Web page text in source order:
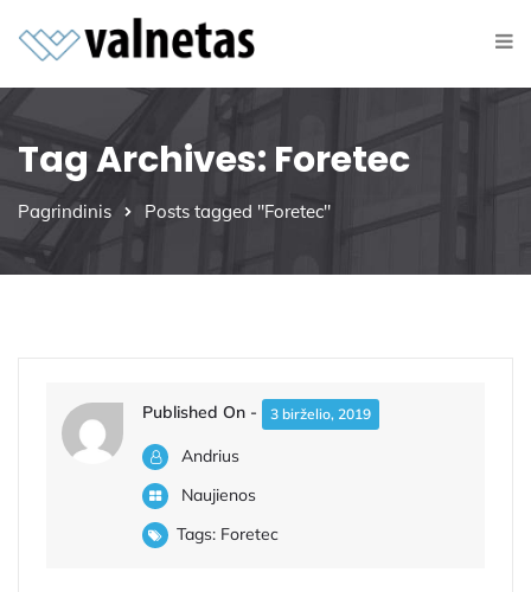
Tag Archives: Foretec
Pagrindinis Posts tagged "Foretec"
Published On - 3 birželio, 2019
Andrius
Naujienos
Tags: Foretec